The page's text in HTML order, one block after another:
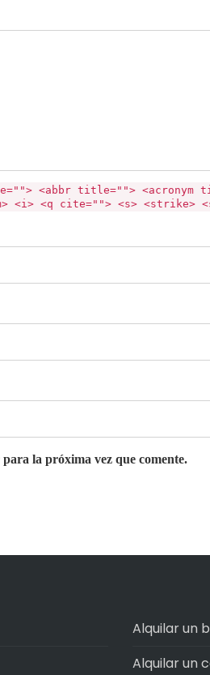
<abbr title=""> <acronym
<i> <q cite=""> <s> <strike>
la próxima vez que comente.
Alquilar un
Alquilar un